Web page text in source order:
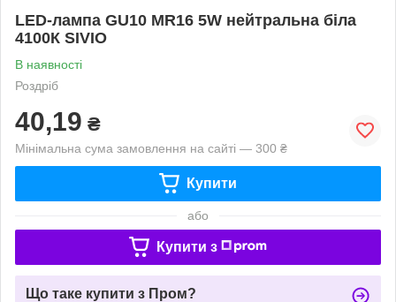
LED-лампа GU10 MR16 5W нейтральна біла
4100К SIVIO
В наявності
Роздріб
40,19 ₴
Мінімальна сума замовлення на сайті — 300 ₴
Купити
або
Купити з
Що таке купити з Пром?